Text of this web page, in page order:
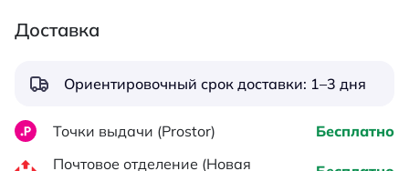
Доставка
Ориентировочный срок доставки: 1–3 дня
Точки выдачи (Prostor)
Бесплатно
Почтовое отделение (Новая